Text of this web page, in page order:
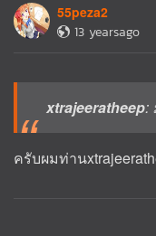
55peza2
13 yearsago
xtrajeeratheep:
ครับผมท่าน